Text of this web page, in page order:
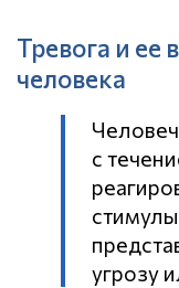
Тревога и ее
человека
с
угрозу